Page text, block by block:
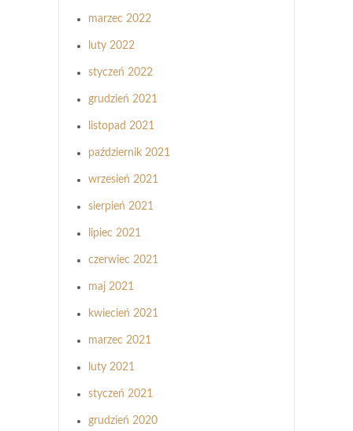
marzec 2022
luty 2022
styczeń 2022
grudzień 2021
listopad 2021
październik 2021
wrzesień 2021
sierpień 2021
lipiec 2021
czerwiec 2021
maj 2021
kwiecień 2021
marzec 2021
luty 2021
styczeń 2021
grudzień 2020